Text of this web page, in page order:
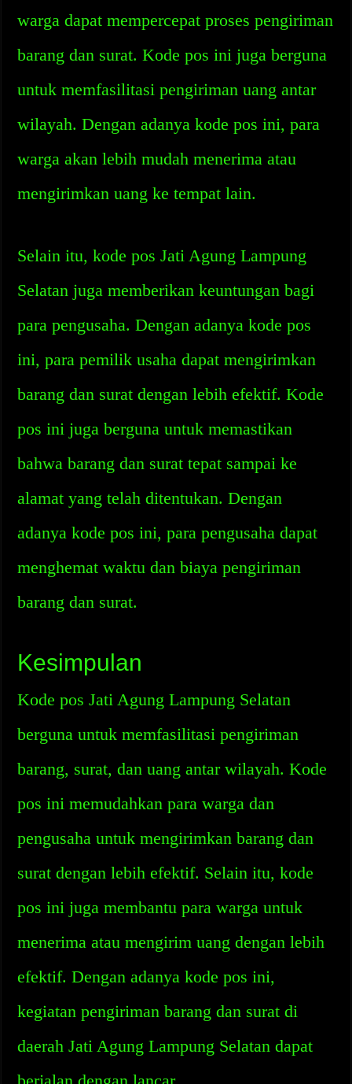
warga dapat mempercepat proses pengiriman
barang dan surat. Kode pos ini juga berguna
untuk memfasilitasi pengiriman uang antar
wilayah. Dengan adanya kode pos ini, para
warga akan lebih mudah menerima atau
mengirimkan uang ke tempat lain.
Selain itu, kode pos Jati Agung Lampung
Selatan juga memberikan keuntungan bagi
para pengusaha. Dengan adanya kode pos
ini, para pemilik usaha dapat mengirimkan
barang dan surat dengan lebih efektif. Kode
pos ini juga berguna untuk memastikan
bahwa barang dan surat tepat sampai ke
alamat yang telah ditentukan. Dengan
adanya kode pos ini, para pengusaha dapat
menghemat waktu dan biaya pengiriman
barang dan surat.
Kesimpulan
Kode pos Jati Agung Lampung Selatan
berguna untuk memfasilitasi pengiriman
barang, surat, dan uang antar wilayah. Kode
pos ini memudahkan para warga dan
pengusaha untuk mengirimkan barang dan
surat dengan lebih efektif. Selain itu, kode
pos ini juga membantu para warga untuk
menerima atau mengirim uang dengan lebih
efektif. Dengan adanya kode pos ini,
kegiatan pengiriman barang dan surat di
daerah Jati Agung Lampung Selatan dapat